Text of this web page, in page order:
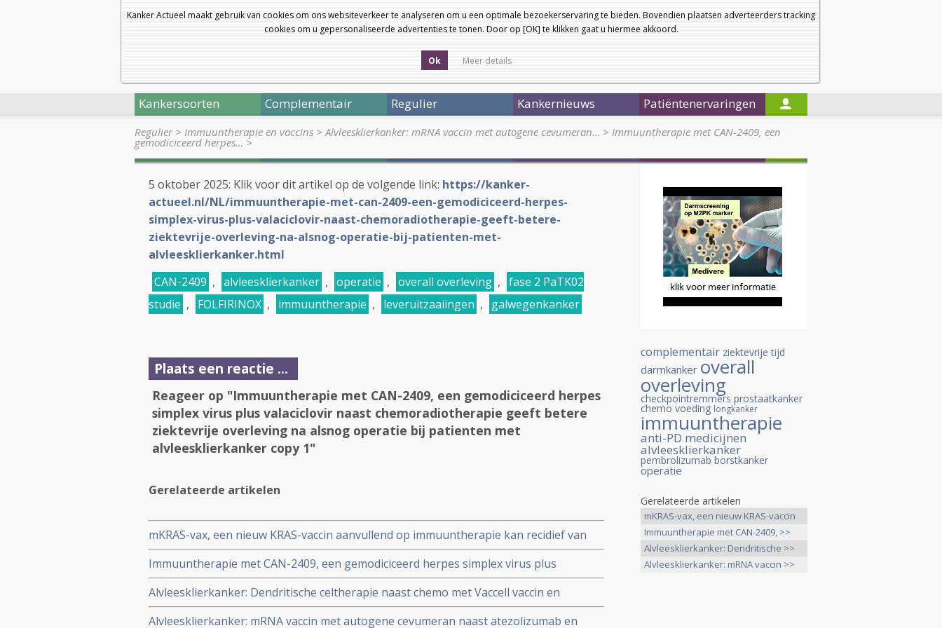
Kanker Actueel maakt gebruik van cookies om ons websiteverkeer te analyseren om u een optimale bezoekerservaring te bieden. Bovendien plaatsen adverteerders tracking
cookies om u gepersonaliseerde advertenties te tonen. Door op [OK] te klikken gaat u hiermee akkoord.
Ok Meer details
a
a
Nieuwsbrief
Startpagina
Kankersoorten Complementair Regulier Kankernieuws Patiëntenervaringen
Regulier> Immuuntherapie en vaccins >Alvleesklierkanker: mRNA vaccin met autogene cevumeran… > Immuuntherapie met CAN-2409, een
gemodiciceerd herpes… >
5 oktober 2025: Klik voor dit artikel op de volgende link: https://kanker-
actueel.nl/NL/immuuntherapie-met-can-2409-een-gemodiciceerd-herpes-
simplex-virus-plus-valaciclovir-naast-chemoradiotherapie-geeft-betere-
ziektevrije-overleving-na-alsnog-operatie-bij-patienten-met-
alvleesklierkanker.html
CAN-2409 , alvleesklierkanker , operatie , overall overleving , fase 2 PaTK02
studie , FOLFIRINOX , immuuntherapie , leveruitzaaiingen , galwegenkanker
Plaats een reactie ...
Reageer op "Immuuntherapie met CAN-2409, een gemodiciceerd herpes
simplex virus plus valaciclovir naast chemoradiotherapie geeft betere
ziektevrije overleving na alsnog operatie bij patienten met
alvleesklierkanker copy 1"
Gerelateerde artikelen
mKRAS-vax, een nieuw KRAS-vaccin aanvullend op immuuntherapie kan recidief van
operabele alvleesklierkanker voorkomen en voorkomt ontstaan van
alvleesklierkanker bij mensen met een hoog risico op alvleesklierkanker
Immuuntherapie met CAN-2409, een gemodiciceerd herpes simplex virus plus
valaciclovir naast chemoradiotherapie geeft betere ziektevrije overleving na alsnog
operatie bij patienten met alvleesklierkanker copy 1
Alvleesklierkanker: Dendritische celtherapie naast chemo met Vaccell vaccin en
aanvullende WT peptides geeft veel betere overleving en progressievrije tijd bij
alvleesklierkankerpatienten copy 1
Alvleesklierkanker: mRNA vaccin met autogene cevumeran naast atezolizumab en
complementair ziektevrije tijd
darmkanker overall
overleving
checkpointremmers prostaatkanker
chemo voeding longkanker
immuuntherapie
anti-PD medicijnen
alvleesklierkanker
pembrolizumab borstkanker
operatie
Gerelateerde artikelen
mKRAS-vax, een nieuw KRAS-vaccin
>>
Immuuntherapie met CAN-2409, >>
Alvleesklierkanker: Dendritische >>
Alvleesklierkanker: mRNA vaccin >>